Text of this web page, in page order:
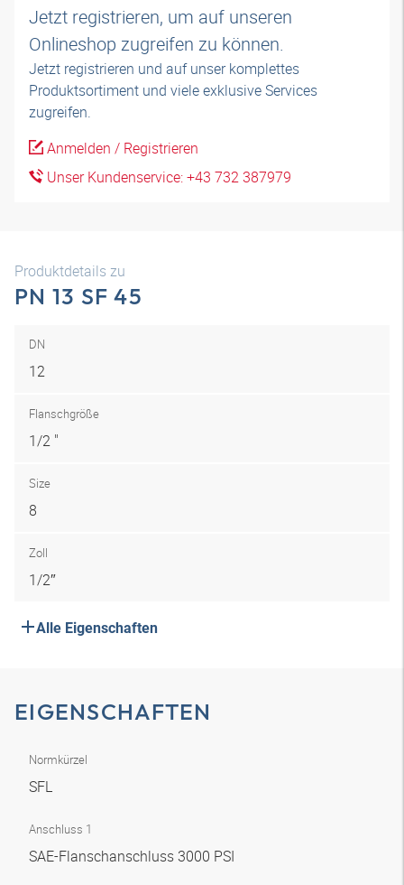
Jetzt registrieren, um auf unseren
Onlineshop zugreifen zu können.
Jetzt registrieren und auf unser komplettes
Produktsortiment und viele exklusive Services
zugreifen.
Anmelden / Registrieren
Unser Kundenservice: +43 732 387979
Produktdetails zu
PN 13 SF 45
DN
12
Flanschgröße
1/2 "
Size
8
Zoll
1/2″
Alle Eigenschaften
EIGENSCHAFTEN
Normkürzel
SFL
Anschluss 1
SAE-Flanschanschluss 3000 PSI